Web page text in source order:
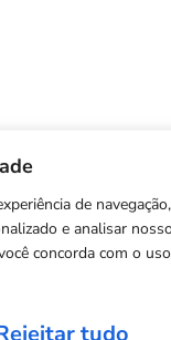
de navegação,
e analisar
concorda com o uso
tudo